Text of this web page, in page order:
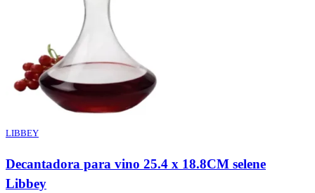
LIBBEY
Decantadora para vino 25.4 x 18.8CM selene
Libbey